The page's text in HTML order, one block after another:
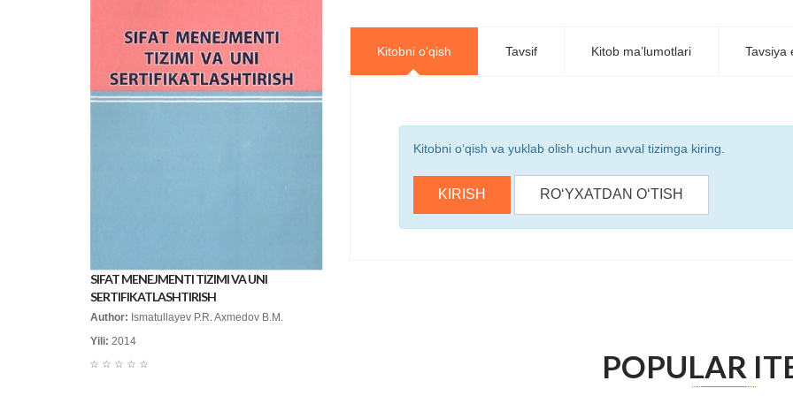
Kitobni o‘qish Tavsif Kitob ma’lumotlari Tavsiya
Kitobni o‘qish va yuklab olish uchun avval tizimga kiring.
KIRISH RO‘YXATDAN O‘TISH
POPULAR
SIFAT MENEJMENTI TIZIMI VA UNI
SERTIFIKATLASHTIRISH
Author: Ismatullayev P.R. Axmedov B.M.
Yili: 2014
☆
☆
☆
☆
☆